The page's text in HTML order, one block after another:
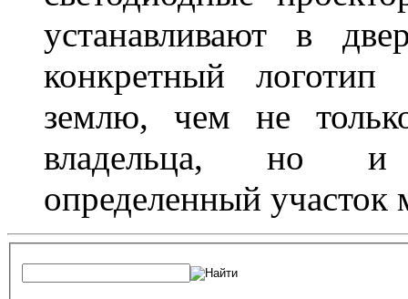
устанавливают в
конкретный логотип
землю, чем не
владельца, но и
определенный участок